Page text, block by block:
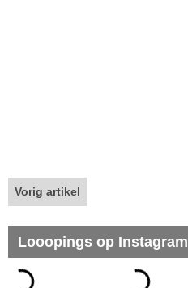
Vorig artikel
Looopings op Instagram